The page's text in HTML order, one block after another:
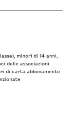
minori di 14 anni,
delle associazioni
di carta abbonamento